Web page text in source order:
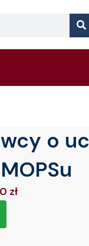
o
zł